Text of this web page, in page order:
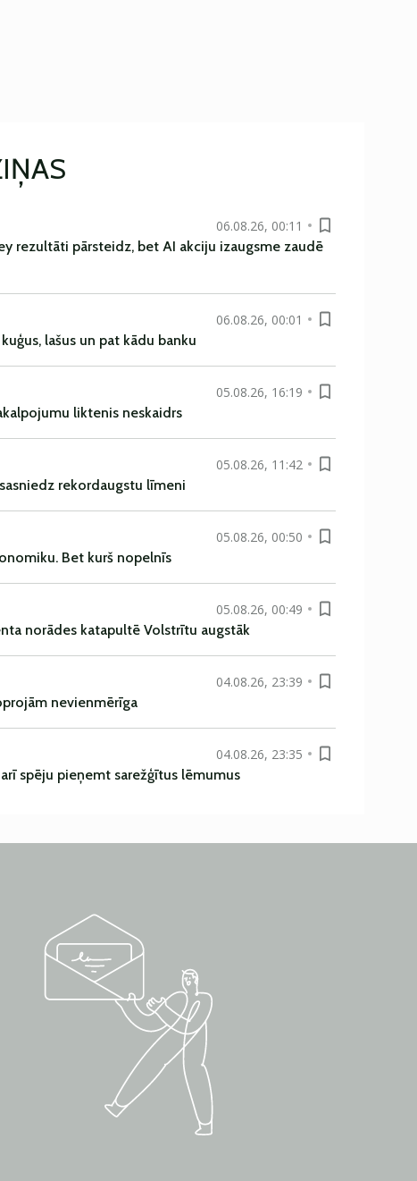
06.08.26, 00:11
rezultāti pārsteidz, bet AI akciju izaugsme zaudē
06.08.26, 00:01
lašus un pat kādu banku
05.08.26, 16:19
liktenis neskaidrs
05.08.26, 11:42
rekordaugstu līmeni
05.08.26, 00:50
Bet kurš nopelnīs
05.08.26, 00:49
norādes katapultē Volstrītu augstāk
04.08.26, 23:39
nevienmērīga
04.08.26, 23:35
spēju pieņemt sarežģītus lēmumus